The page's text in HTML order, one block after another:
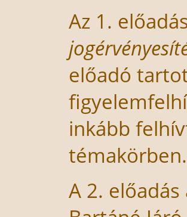
Az 1.
előadó
inkább
témakörben.
A 2.